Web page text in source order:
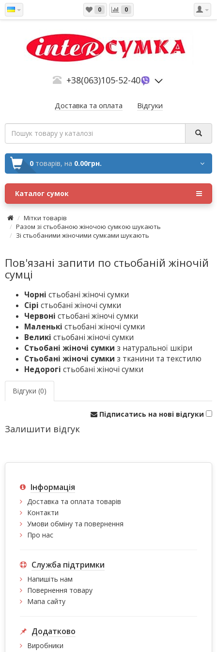
0 0
+38(063)105-52-40
Доставка та оплата Відгуки
0 товарів, на 0.00грн.
Каталог сумок
Мітки товарів
Разом зі стьобаною жіночою сумкою шукають
Зі стьобаними жіночими сумками шукають
Пов'язані запити по стьобаній жіночій
сумці
Чорні стьобані жіночі сумки
Сірі стьобані жіночі сумки
Червоні стьобані жіночі сумки
Маленькі стьобані жіночі сумки
Великі стьобані жіночі сумки
Стьобані жіночі сумки з натуральної шкіри
Стьобані жіночі сумки з тканини та текстилю
Недорогі стьобані жіночі сумки
Відгуки (0)
Підписатись на нові відгуки
Залишити відгук
Інформація
Доставка та оплата товарів
Контакти
Умови обміну та повернення
Про нас
Служба підтримки
Напишіть нам
Повернення товару
Мапа сайту
Додатково
Виробники